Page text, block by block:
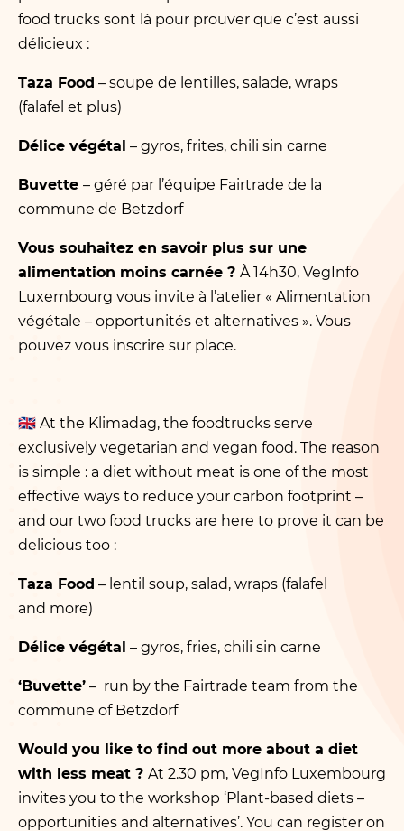
food trucks sont là pour prouver que c’est aussi
délicieux :
Taza Food – soupe de lentilles, salade, wraps
(falafel et plus)
Délice végétal – gyros, frites, chili sin carne
Buvette – géré par l’équipe Fairtrade de la
commune de Betzdorf
Vous souhaitez en savoir plus sur une
alimentation moins carnée ? À 14h30, VegInfo
Luxembourg vous invite à l’atelier « Alimentation
végétale – opportunités et alternatives ». Vous
pouvez vous inscrire sur place.
🇬🇧 At the Klimadag, the foodtrucks serve
exclusively vegetarian and vegan food. The reason
is simple : a diet without meat is one of the most
effective ways to reduce your carbon footprint –
and our two food trucks are here to prove it can be
delicious too :
Taza Food – lentil soup, salad, wraps (falafel
and more)
Délice végétal – gyros, fries, chili sin carne
‘Buvette’ – run by the Fairtrade team from the
commune of Betzdorf
Would you like to find out more about a diet
with less meat ? At 2.30 pm, VegInfo Luxembourg
invites you to the workshop ‘Plant-based diets –
opportunities and alternatives’. You can register on